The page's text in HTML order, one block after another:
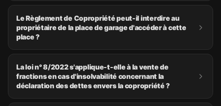
Le Règlement de Copropriété peut-il interdire au
propriétaire de la place de garage d'accéder à cette
place ?
La loi n° 8/2022 s'applique-t-elle à la vente de
fractions en cas d'insolvabilité concernant la
déclaration des dettes envers la copropriété ?